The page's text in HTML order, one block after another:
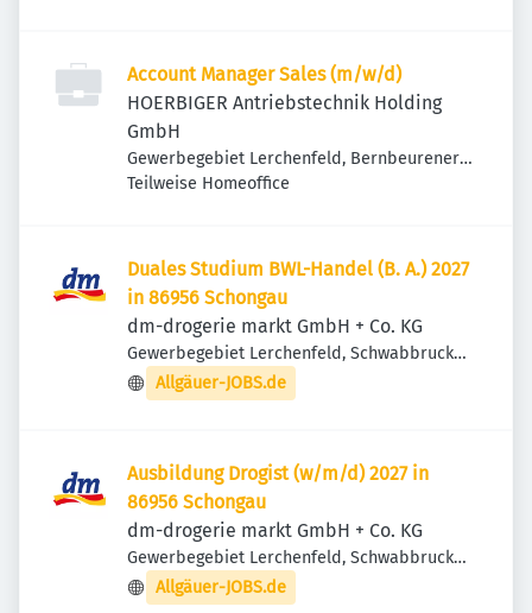
Account Manager Sales (m/w/d)
HOERBIGER Antriebstechnik Holding
GmbH
Gewerbegebiet Lerchenfeld, Bernbeurener
Str. 13, 86956 Schongau, Deutschland
Teilweise Homeoffice
Duales Studium BWL-Handel (B. A.) 2027
in 86956 Schongau
dm-drogerie markt GmbH + Co. KG
Gewerbegebiet Lerchenfeld, Schwabbrucker
Str. 1, 86956 Schongau, Deutschland
Allgäuer-JOBS.de
Ausbildung Drogist (w/m/d) 2027 in
86956 Schongau
dm-drogerie markt GmbH + Co. KG
Gewerbegebiet Lerchenfeld, Schwabbrucker
Str. 1, 86956 Schongau, Deutschland
Allgäuer-JOBS.de